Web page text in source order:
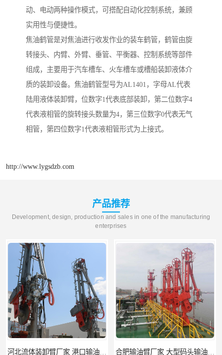
动、电动两种操作模式，可搭配自动化控制系统，兼顾
实用性与便捷性。
焦油鹤管是对焦油进行收发作业的装车鹤管，鹤管由旋
转接头、内臂、外臂、垂管、平衡器、控制系统等部件
组成，主要用于汽车槽车、火车槽车或槽船装卸液体介
质的装卸设备。焦油鹤管型号为AL1401，字母AL代表
陆用液体装卸臂，位数字1代表底部装卸，第二位数字4
代表液相管的旋转接头数量为4，第三位数字0代表无气
相管，第四位数字1代表液相管形式为上接式。
http://www.lygsdzb.com
产品推荐
Development, design, production and sales in one of the manufacturing
enterprises